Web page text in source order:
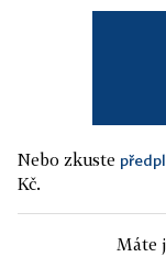
Nebo zkuste
Kč.
Máte